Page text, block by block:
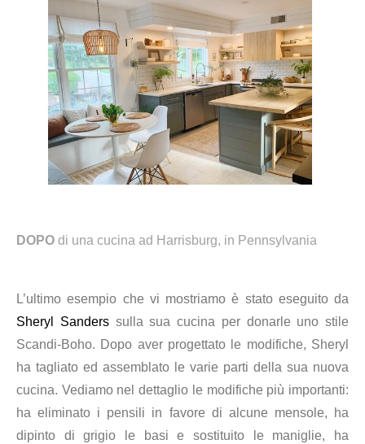
DOPO di una cucina ad Harrisburg, in Pennsylvania
L’ultimo esempio che vi mostriamo è stato eseguito da
Sheryl Sanderssulla sua cucina per donarle uno stile
Scandi-Boho. Dopo aver progettato le modifiche, Sheryl
ha tagliato ed assemblato le varie parti della sua nuova
cucina. Vediamo nel dettaglio le modifiche più importanti:
ha eliminato i pensili in favore di alcune mensole, ha
dipinto di grigio le basi e sostituito le maniglie, ha